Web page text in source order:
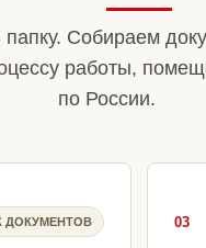
Собираем
работы,
по России.
ДОКУМЕНТОВ 03